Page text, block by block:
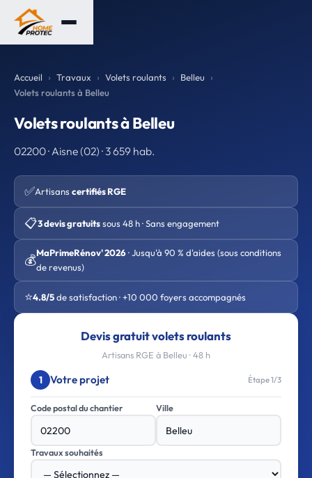
Accueil Travaux Volets roulants
Belleu
Volets roulants à Belleu
Volets roulants à Belleu
02200 · Aisne (02) · 3 659 hab.
✅Artisans certifiés RGE
📋3 devis gratuitssous 48 h · Sans engagement
💰MaPrimeRénov' 2026· Jusqu'à 90 % d'aides (sous conditions
de revenus)
⭐4.8/5de satisfaction · +10 000 foyers accompagnés
Devis gratuit volets roulants
Artisans RGE à Belleu · 48 h
1 Votre projet Étape 1/3
Code postal du chantier Ville
Travaux souhaités